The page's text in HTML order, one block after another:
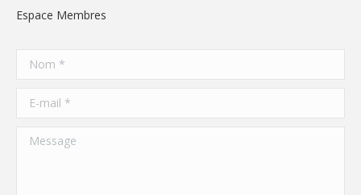
Espace Membres
Nom *
E-mail *
Message